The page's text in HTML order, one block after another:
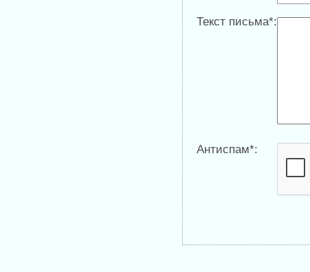
Текст письма*:
Антиспам*: